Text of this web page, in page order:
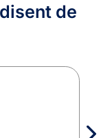
disent de